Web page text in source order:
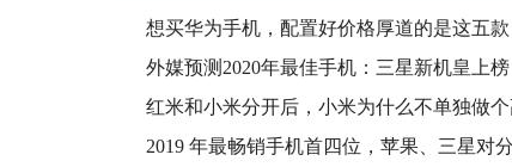
想买华为手机，配置好价格厚道的是这五
错了！
外媒预测2020年最佳手机：三星新机皇上
10
红米和小米分开后，小米为什么不单独做
牌？
2019 年最畅销手机首四位，苹果、三星对分